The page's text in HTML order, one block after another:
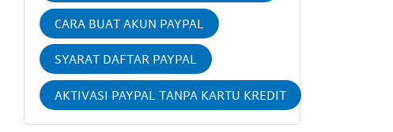
CARA BUAT AKUN PAYPAL
SYARAT DAFTAR PAYPAL
AKTIVASI PAYPAL TANPA KARTU KREDIT